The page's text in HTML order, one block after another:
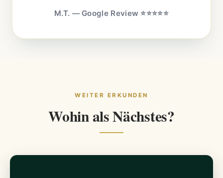
M.T. — Google Review ⭐⭐⭐⭐⭐
WEITER ERKUNDEN
Wohin als Nächstes?